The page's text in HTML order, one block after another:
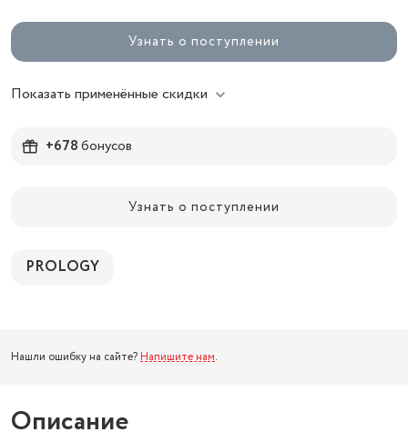
Узнать о поступлении
Показать применённые скидки
+678бонусов
Узнать о поступлении
PROLOGY
Нашли ошибку на сайте? Напишите нам.
Описание